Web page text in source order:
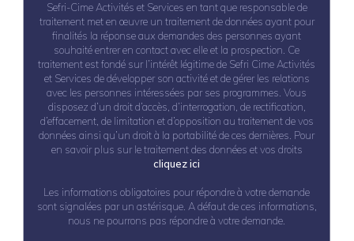
Sefri-Cime Activités et Services en tant que responsable de
traitement met en œuvre un traitement de données ayant pour
finalités la réponse aux demandes des personnes ayant
souhaité entrer en contact avec elle et la prospection. Ce
traitement est fondé sur l’intérêt légitime de Sefri Cime Activités
et Services de développer son activité et de gérer les relations
avec les personnes intéressées par ses programmes. Vous
disposez d’un droit d’accès, d’interrogation, de rectification,
d’effacement, de limitation et d’opposition au traitement de vos
données ainsi qu’un droit à la portabilité de ces dernières. Pour
en savoir plus sur le traitement des données et vos droits
cliquez ici
Les informations obligatoires pour répondre à votre demande
sont signalées par un astérisque. A défaut de ces informations,
nous ne pourrons pas répondre à votre demande.